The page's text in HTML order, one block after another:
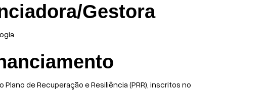
Gestora
de Recuperação e Resiliência (PRR), inscritos no